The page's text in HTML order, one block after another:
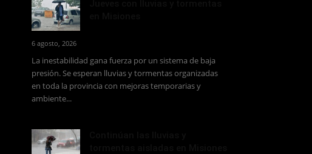
6 agosto, 2026
La inestabilidad gana fuerza por un sistema de baja
presión. Se esperan lluvias y tormentas organizadas
en toda la provincia con mejoras temporarias y
ambiente...